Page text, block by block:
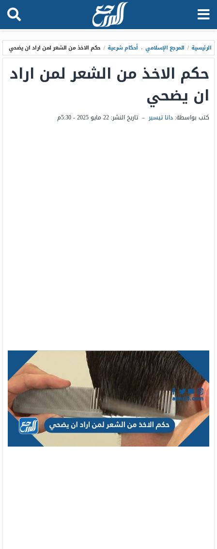
الرئيسية / المرجع الإسلامي ، أحكام شرعية / حكم الاخذ من الشعر لمن اراد ان يضحي
حكم الاخذ من الشعر لمن اراد
ان يضحي
كتب بواسطة: دانا تيسير – تاريخ النشر: 22 مايو 2025 - 5:30م